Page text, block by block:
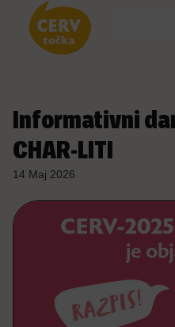
Informativni
CHAR-LITI
14 Maj 2026